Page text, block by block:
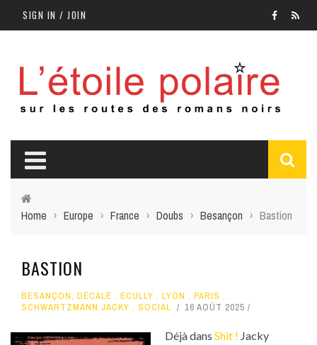
SIGN IN / JOIN
Home › Europe › France › Doubs › Besançon › Bastion
BASTION
BESANÇON, DÉCALÉ , ECULLY , LYON , PARIS ,
SCHWARTZMANN JACKY , SOCIAL 16 AOÛT 2025
Déjà dans Shit ! Jacky